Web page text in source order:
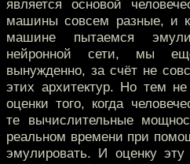
является основой
машины совсем разные, и
машине пытаемся
нейронной сети, мы
вынужденно, за счёт не
этих архитектур. Но тем
оценки того, когда
те вычислительные
реальном времени при
эмулировать. И оценку